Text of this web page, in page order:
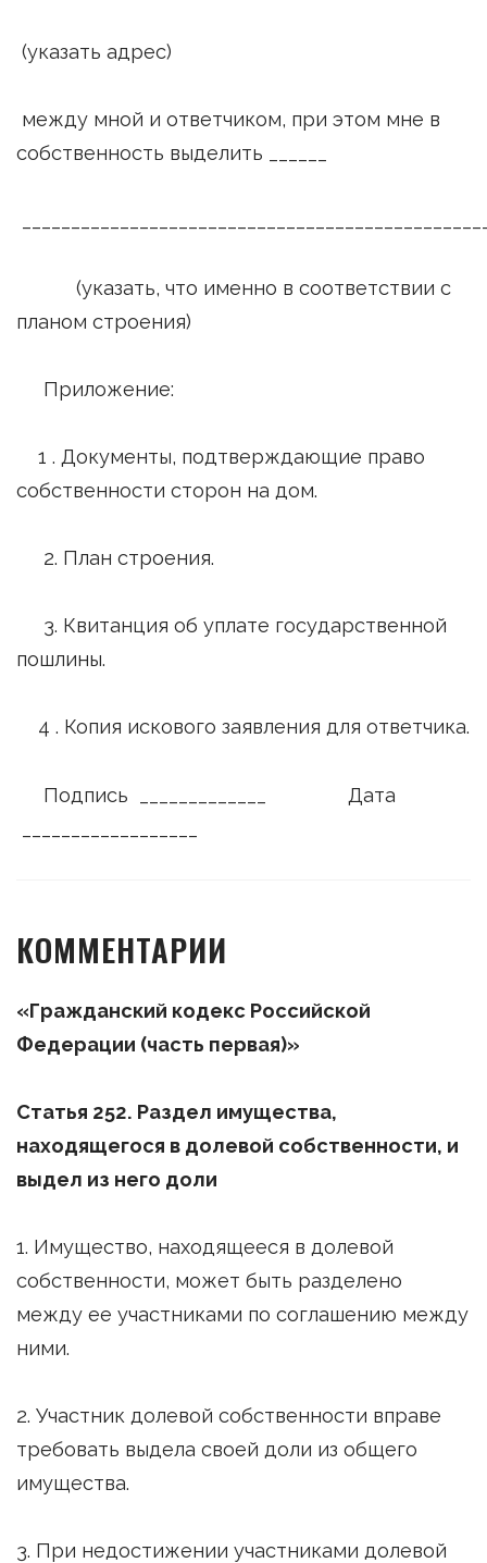
(указать адрес)
между мной и ответчиком, при этом мне в
собственность выделить ______
(указать, что именно в соответствии с
планом строения)
Приложение:
1 . Документы, подтверждающие право
собственности сторон на дом.
2. План строения.
3. Квитанция об уплате государственной
пошлины.
4 . Копия искового заявления для ответчика.
Подпись _____________ Дата
КОММЕНТАРИИ
«Гражданский кодекс Российской
Федерации (часть первая)»
Статья 252. Раздел имущества,
находящегося в долевой собственности, и
выдел из него доли
1. Имущество, находящееся в долевой
собственности, может быть разделено
между ее участниками по соглашению между
ними.
2. Участник долевой собственности вправе
требовать выдела своей доли из общего
имущества.
3. При недостижении участниками долевой